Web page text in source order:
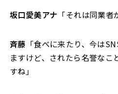
坂口愛美アナ 「それは同業者
斉藤 「食べに来たり、今は
ますけど、されたら名誉な
すね」